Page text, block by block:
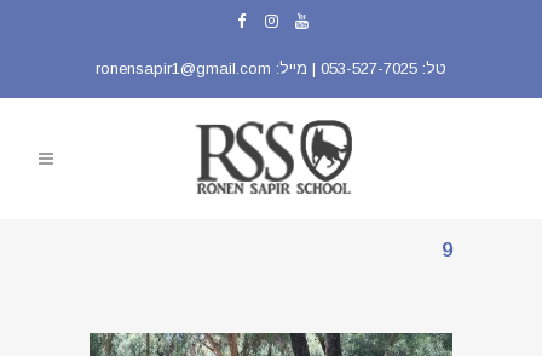
טל: 053-527-7025 | מייל: ronensapir1@gmail.com
9